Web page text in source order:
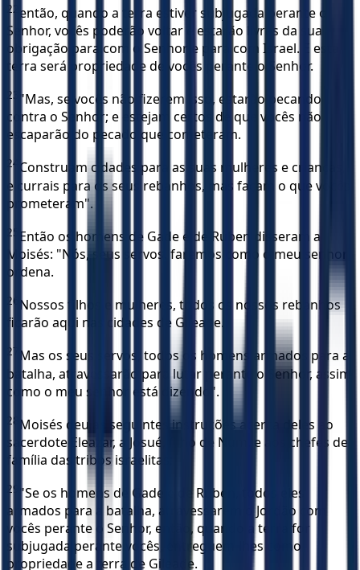
22 então, quando a terra estiver subjugada perante o
Senhor, vocês poderão voltar e estarão livres da sua
obrigação para com o Senhor e para com Israel. E esta
terra será propriedade de vocês perante o Senhor.
23 "Mas, se vocês não fizerem isso, estarão pecando
contra o Senhor; e estejam certos de que vocês não
escaparão do pecado que cometeram.
24 Construam cidades para as suas mulheres e crianças,
e currais para os seus rebanhos, mas façam o que vocês
prometeram".
25 Então os homens de Gade e de Rúben disseram a
Moisés: "Nós, seus servos, faremos como o meu senhor
ordena.
26 Nossos filhos e mulheres, todos os nossos rebanhos
ficarão aqui nas cidades de Gileade.
27 Mas os seus servos, todos os homens armados para a
batalha, atravessarão para lutar perante o Senhor, assim
como o meu senhor está dizendo".
28 Moisés deu as seguintes instruções acerca deles ao
sacerdote Eleazar, a Josué, filho de Num, e aos chefes de
família das tribos israelitas:
29 "Se os homens de Gade e de Rúben, todos eles
armados para a batalha, atravessarem o Jordão com
vocês perante o Senhor, então, quando a terra for
subjugada perante vocês, entreguem-lhes como
propriedade a terra de Gileade.